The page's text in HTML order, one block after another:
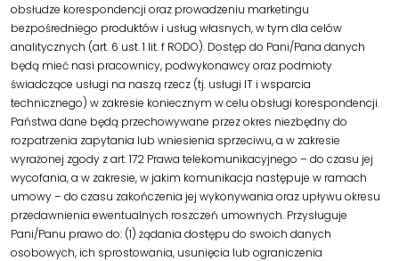
obsłudze korespondencji oraz prowadzeniu marketingu
bezpośredniego produktów i usług własnych, w tym dla celów
analitycznych (art. 6 ust. 1 lit. f RODO). Dostęp do Pani/Pana danych
będą mieć nasi pracownicy, podwykonawcy oraz podmioty
świadczące usługi na naszą rzecz (tj. usługi IT i wsparcia
technicznego) w zakresie koniecznym w celu obsługi korespondencji.
Państwa dane będą przechowywane przez okres niezbędny do
rozpatrzenia zapytania lub wniesienia sprzeciwu, a w zakresie
wyrażonej zgody z art. 172 Prawa telekomunikacyjnego – do czasu jej
wycofania, a w zakresie, w jakim komunikacja następuje w ramach
umowy – do czasu zakończenia jej wykonywania oraz upływu okresu
przedawnienia ewentualnych roszczeń umownych. Przysługuje
Pani/Panu prawo do: (1) żądania dostępu do swoich danych
osobowych, ich sprostowania, usunięcia lub ograniczenia